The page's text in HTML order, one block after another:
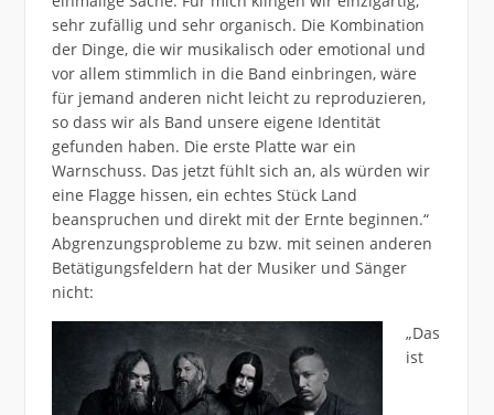
sehr zufällig und sehr organisch. Die Kombination
der Dinge, die wir musikalisch oder emotional und
vor allem stimmlich in die Band einbringen, wäre
für jemand anderen nicht leicht zu reproduzieren,
so dass wir als Band unsere eigene Identität
gefunden haben. Die erste Platte war ein
Warnschuss. Das jetzt fühlt sich an, als würden wir
eine Flagge hissen, ein echtes Stück Land
beanspruchen und direkt mit der Ernte beginnen.“
Abgrenzungsprobleme zu bzw. mit seinen anderen
Betätigungsfeldern hat der Musiker und Sänger
nicht:
„Das
ist